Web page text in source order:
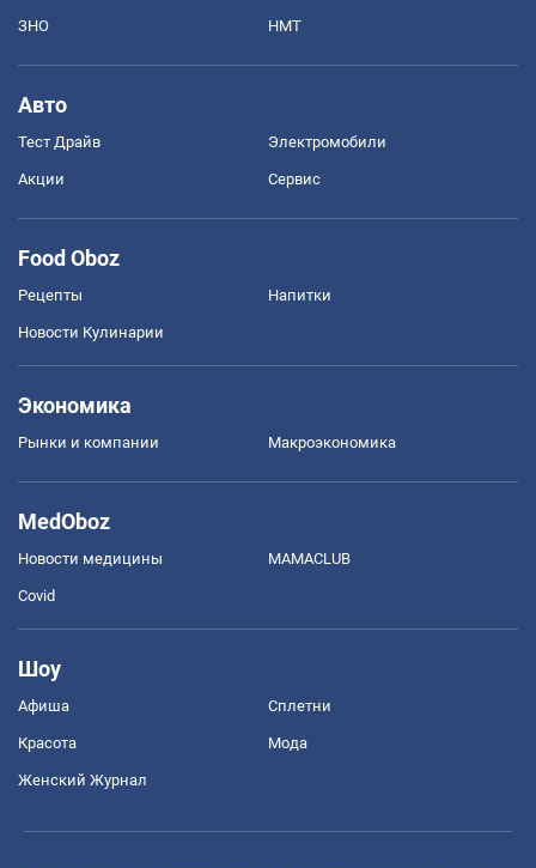
ЗНО НМТ
Авто
Тест Драйв Электромобили
Акции Сервис
Food Oboz
Рецепты Напитки
Новости Кулинарии
Экономика
Рынки и компании Mакроэкономика
MedOboz
Новости медицины MAMACLUB
Covid
Шоу
Афиша Сплетни
Красота Мода
Женский Журнал